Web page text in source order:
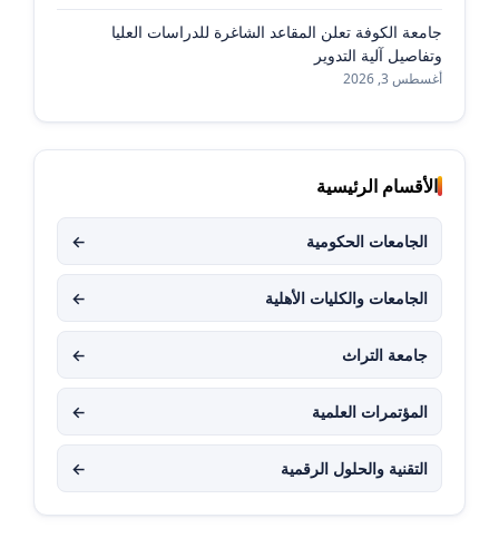
جامعة الكوفة تعلن المقاعد الشاغرة للدراسات العليا
وتفاصيل آلية التدوير
أغسطس 3, 2026
الأقسام الرئيسية
الجامعات الحكومية ←
الجامعات والكليات الأهلية ←
جامعة التراث ←
المؤتمرات العلمية ←
التقنية والحلول الرقمية ←